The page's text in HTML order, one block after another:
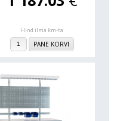
Hind ilma km-ta
PANE KORVI